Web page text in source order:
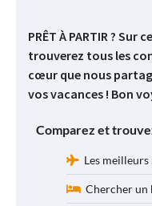
PRÊT À PARTIR ?
trouverez tous les
cœur que nous
vos vacances ! Bon
Comparez et
Les
Chercher un